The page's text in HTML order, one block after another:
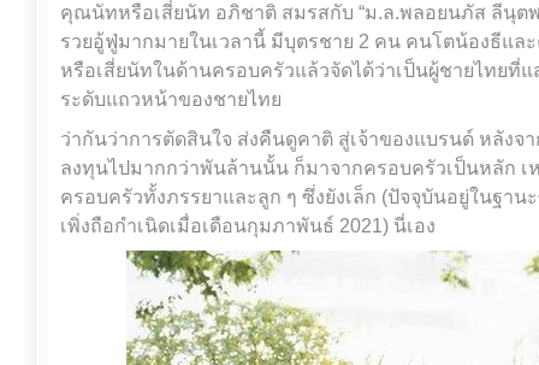
คุณนัทหรือเสี่ยนัท อภิชาติ สมรสกับ “ม.ล.พลอยนภัส ลีนุต
รวยอู้ฟู่มากมายในเวลานี้ มีบุตรชาย 2 คน คนโตน้องธีแ
หรือเสี่ยนัทในด้านครอบครัวแล้วจัดได้ว่าเป็นผู้ชายไทย
ระดับแถวหน้าของชายไทย
ว่ากันว่าการตัดสินใจ ส่งคืนดูคาติ สู่เจ้าของแบรนด์ หลังจ
ลงทุนไปมากกว่าพันล้านนั้น ก็มาจากครอบครัวเป็นหลัก เ
ครอบครัวทั้งภรรยาและลูก ๆ ซึ่งยังเล็ก (ปัจจุบันอยู่ในฐา
เพิ่งถือกำเนิดเมื่อเดือนกุมภาพันธ์ 2021) นี่เอง